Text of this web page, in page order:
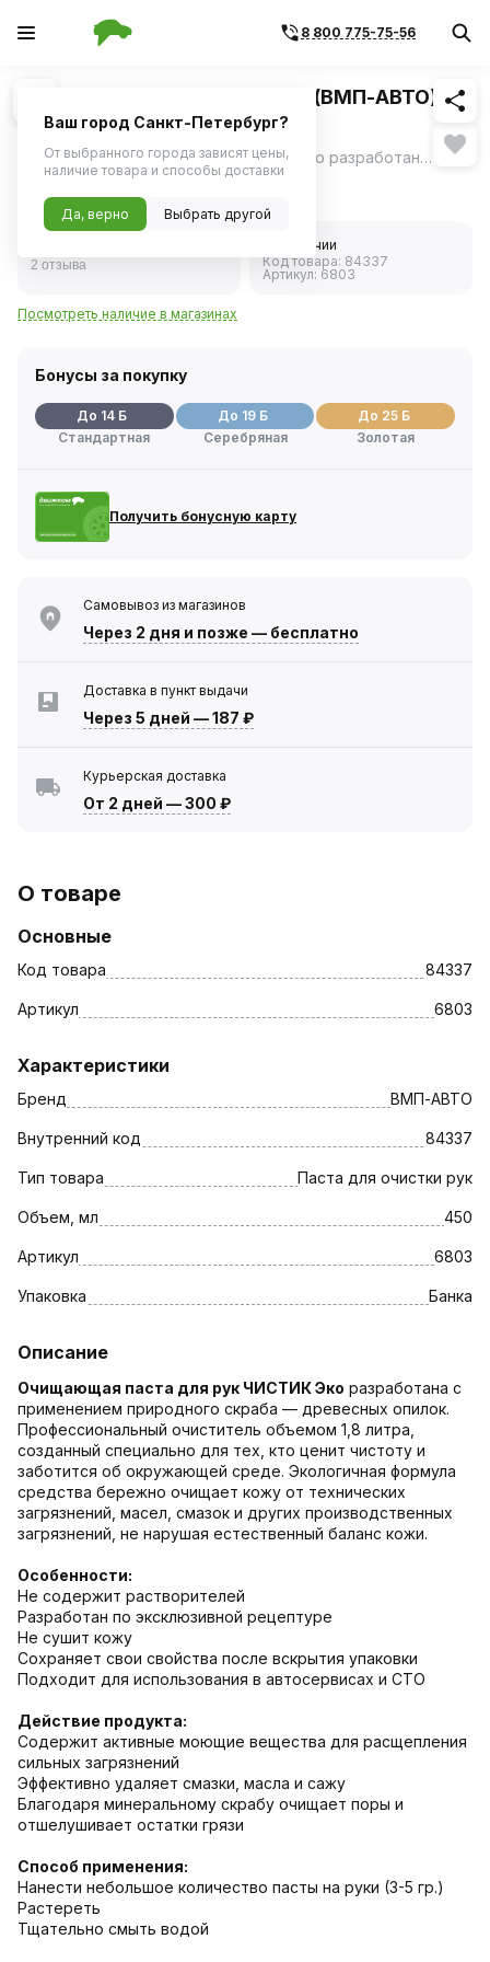
8 800 775-75-56
1/1 Похожие
Очиститель рук Чистик-ЭКО (ВМП-АВТО)
450мл
Очищающая паста для рук ЧИСТИК Эко разработана с применением природного скраба — древесных опилок. ещё
2 отзыва
В наличии
Код товара: 84337
Артикул: 6803
Посмотреть наличие в магазинах
Бонусы за покупку
До 14 Б
Стандартная
До 19 Б
Серебряная
До 25 Б
Золотая
Получить бонусную карту
Самовывоз из магазинов
Через 2 дня и позже — бесплатно
Доставка в пункт выдачи
Через 5 дней —187 ₽
Курьерская доставка
От 2 дней —300 ₽
О товаре
Основные
Код товара 84337
Артикул 6803
Характеристики
Бренд ВМП-АВТО
Внутренний код 84337
Тип товара Паста для очистки рук
Объем, мл 450
Артикул 6803
Упаковка Банка
Описание
Очищающая паста для рук ЧИСТИК Эко разработана с
применением природного скраба — древесных опилок.
Профессиональный очиститель объемом 1,8 литра,
созданный специально для тех, кто ценит чистоту и
заботится об окружающей среде. Экологичная формула
средства бережно очищает кожу от технических
загрязнений, масел, смазок и других производственных
загрязнений, не нарушая естественный баланс кожи.
Особенности:
Не содержит растворителей
Разработан по эксклюзивной рецептуре
Не сушит кожу
Сохраняет свои свойства после вскрытия упаковки
Подходит для использования в автосервисах и СТО
Действие продукта:
Содержит активные моющие вещества для расщепления
сильных загрязнений
Эффективно удаляет смазки, масла и сажу
Благодаря минеральному скрабу очищает поры и
отшелушивает остатки грязи
Способ применения:
Нанести небольшое количество пасты на руки (3-5 гр.)
Растереть
Тщательно смыть водой
Ваш город Санкт-Петербург?
От выбранного города зависят цены,
наличие товара и способы доставки
Да, верно Выбрать другой